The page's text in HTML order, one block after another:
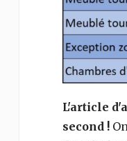
L'article
second !